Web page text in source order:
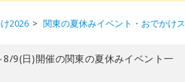
2026 関東の夏休みイベント・おでかけ
9(日)開催の関東の夏休みイベント一